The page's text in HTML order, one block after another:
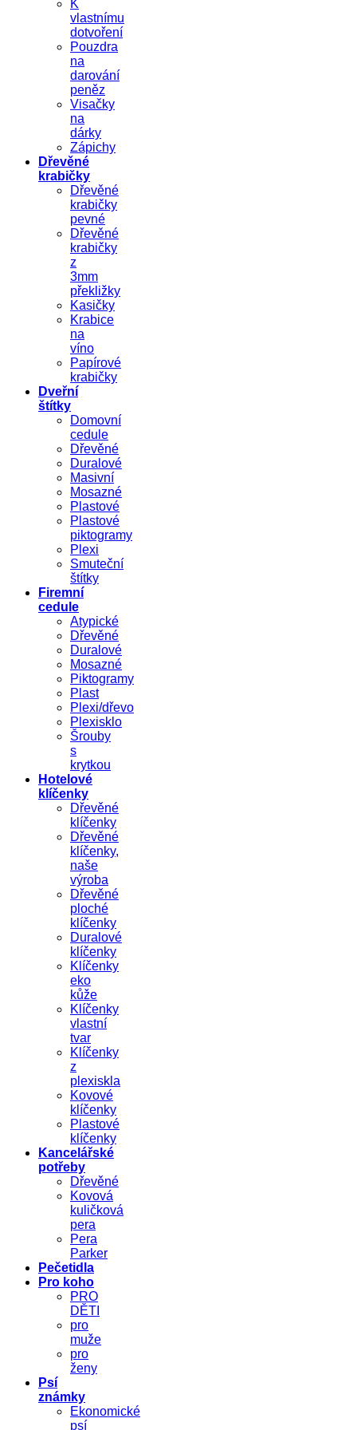
K
vlastnímu
dotvoření
Pouzdra
na
darování
peněz
Visačky
na
dárky
Zápichy
Dřevěné
krabičky
Dřevěné
krabičky
pevné
Dřevěné
krabičky
z
3mm
překližky
Kasičky
Krabice
na
víno
Papírové
krabičky
Dveřní
štítky
Domovní
cedule
Dřevěné
Duralové
Masivní
Mosazné
Plastové
Plastové
piktogramy
Plexi
Smuteční
štítky
Firemní
cedule
Atypické
Dřevěné
Duralové
Mosazné
Piktogramy
Plast
Plexi/dřevo
Plexisklo
Šrouby
s
krytkou
Hotelové
klíčenky
Dřevěné
klíčenky
Dřevěné
klíčenky,
naše
výroba
Dřevěné
ploché
klíčenky
Duralové
klíčenky
Klíčenky
eko
kůže
Klíčenky
vlastní
tvar
Klíčenky
z
plexiskla
Kovové
klíčenky
Plastové
klíčenky
Kancelářské
potřeby
Dřevěné
Kovová
kuličková
pera
Pera
Parker
Pečetidla
Pro koho
PRO
DĚTI
pro
muže
pro
ženy
Psí
známky
Ekonomické
psí